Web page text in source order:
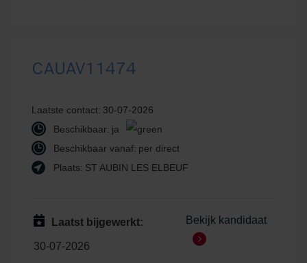
CAUAV11474
Laatste contact: 30-07-2026
Beschikbaar: ja
Beschikbaar vanaf: per direct
Plaats: ST AUBIN LES ELBEUF
Laatst bijgewerkt:
30-07-2026
Bekijk kandidaat